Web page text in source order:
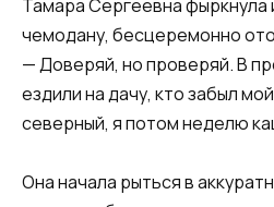
Тамара Сергеевна фыркнула
чемодану, бесцеремонно
— Доверяй, но проверяй. В
ездили на дачу, кто забыл
северный, я потом неделю
Она начала рыться в